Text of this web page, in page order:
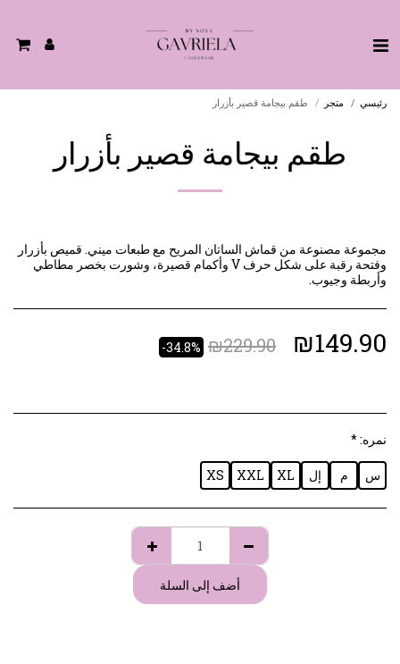
رئيسي متجر طقم بيجامة قصير بأزرار
طقم بيجامة قصير بأزرار
مجموعة مصنوعة من قماش الساتان المريح مع طبعات ميني. قميص بأزرار
وفتحة رقبة على شكل حرف V وأكمام قصيرة، وشورت بخصر مطاطي
وأربطة وجيوب.
₪149.90
₪229.90
-34.8%
نمره:*
س م إل XL
XXL
XS
أضف إلى السلة